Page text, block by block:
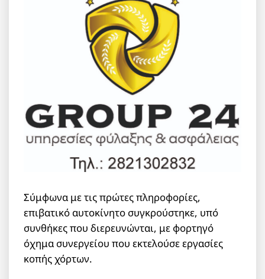
Σύμφωνα με τις πρώτες πληροφορίες,
επιβατικό αυτοκίνητο συγκρούστηκε, υπό
συνθήκες που διερευνώνται, με φορτηγό
όχημα συνεργείου που εκτελούσε εργασίες
κοπής χόρτων.